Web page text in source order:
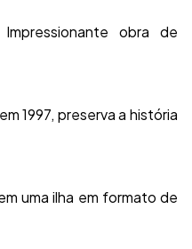
obra de
1997, preserva a história
uma ilha em formato de